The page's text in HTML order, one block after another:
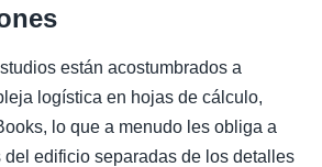
están acostumbrados a
logística en hojas de cálculo,
lo que a menudo les obliga a
del edificio separadas de los detalles